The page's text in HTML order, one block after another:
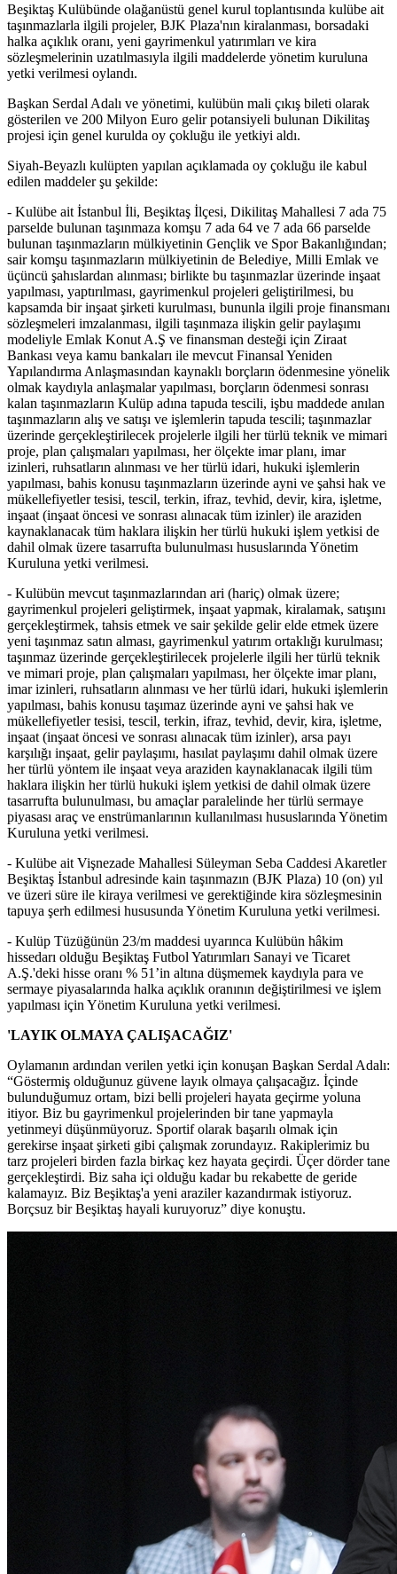
Beşiktaş Kulübünde olağanüstü genel kurul toplantısında kulübe ait
taşınmazlarla ilgili projeler, BJK Plaza'nın kiralanması, borsadaki
halka açıklık oranı, yeni gayrimenkul yatırımları ve kira
sözleşmelerinin uzatılmasıyla ilgili maddelerde yönetim kuruluna
yetki verilmesi oylandı.
Başkan Serdal Adalı ve yönetimi, kulübün mali çıkış bileti olarak
gösterilen ve 200 Milyon Euro gelir potansiyeli bulunan Dikilitaş
projesi için genel kurulda oy çokluğu ile yetkiyi aldı.
Siyah-Beyazlı kulüpten yapılan açıklamada oy çokluğu ile kabul
edilen maddeler şu şekilde:
- Kulübe ait İstanbul İli, Beşiktaş İlçesi, Dikilitaş Mahallesi 7 ada 75
parselde bulunan taşınmaza komşu 7 ada 64 ve 7 ada 66 parselde
bulunan taşınmazların mülkiyetinin Gençlik ve Spor Bakanlığından;
sair komşu taşınmazların mülkiyetinin de Belediye, Milli Emlak ve
üçüncü şahıslardan alınması; birlikte bu taşınmazlar üzerinde inşaat
yapılması, yaptırılması, gayrimenkul projeleri geliştirilmesi, bu
kapsamda bir inşaat şirketi kurulması, bununla ilgili proje finansmanı
sözleşmeleri imzalanması, ilgili taşınmaza ilişkin gelir paylaşımı
modeliyle Emlak Konut A.Ş ve finansman desteği için Ziraat
Bankası veya kamu bankaları ile mevcut Finansal Yeniden
Yapılandırma Anlaşmasından kaynaklı borçların ödenmesine yönelik
olmak kaydıyla anlaşmalar yapılması, borçların ödenmesi sonrası
kalan taşınmazların Kulüp adına tapuda tescili, işbu maddede anılan
taşınmazların alış ve satışı ve işlemlerin tapuda tescili; taşınmazlar
üzerinde gerçekleştirilecek projelerle ilgili her türlü teknik ve mimari
proje, plan çalışmaları yapılması, her ölçekte imar planı, imar
izinleri, ruhsatların alınması ve her türlü idari, hukuki işlemlerin
yapılması, bahis konusu taşınmazların üzerinde ayni ve şahsi hak ve
mükellefiyetler tesisi, tescil, terkin, ifraz, tevhid, devir, kira, işletme,
inşaat (inşaat öncesi ve sonrası alınacak tüm izinler) ile araziden
kaynaklanacak tüm haklara ilişkin her türlü hukuki işlem yetkisi de
dahil olmak üzere tasarrufta bulunulması hususlarında Yönetim
Kuruluna yetki verilmesi.
- Kulübün mevcut taşınmazlarından ari (hariç) olmak üzere;
gayrimenkul projeleri geliştirmek, inşaat yapmak, kiralamak, satışını
gerçekleştirmek, tahsis etmek ve sair şekilde gelir elde etmek üzere
yeni taşınmaz satın alması, gayrimenkul yatırım ortaklığı kurulması;
taşınmaz üzerinde gerçekleştirilecek projelerle ilgili her türlü teknik
ve mimari proje, plan çalışmaları yapılması, her ölçekte imar planı,
imar izinleri, ruhsatların alınması ve her türlü idari, hukuki işlemlerin
yapılması, bahis konusu taşımaz üzerinde ayni ve şahsi hak ve
mükellefiyetler tesisi, tescil, terkin, ifraz, tevhid, devir, kira, işletme,
inşaat (inşaat öncesi ve sonrası alınacak tüm izinler), arsa payı
karşılığı inşaat, gelir paylaşımı, hasılat paylaşımı dahil olmak üzere
her türlü yöntem ile inşaat veya araziden kaynaklanacak ilgili tüm
haklara ilişkin her türlü hukuki işlem yetkisi de dahil olmak üzere
tasarrufta bulunulması, bu amaçlar paralelinde her türlü sermaye
piyasası araç ve enstrümanlarının kullanılması hususlarında Yönetim
Kuruluna yetki verilmesi.
- Kulübe ait Vişnezade Mahallesi Süleyman Seba Caddesi Akaretler
Beşiktaş İstanbul adresinde kain taşınmazın (BJK Plaza) 10 (on) yıl
ve üzeri süre ile kiraya verilmesi ve gerektiğinde kira sözleşmesinin
tapuya şerh edilmesi hususunda Yönetim Kuruluna yetki verilmesi.
- Kulüp Tüzüğünün 23/m maddesi uyarınca Kulübün hâkim
hissedarı olduğu Beşiktaş Futbol Yatırımları Sanayi ve Ticaret
A.Ş.'deki hisse oranı % 51’in altına düşmemek kaydıyla para ve
sermaye piyasalarında halka açıklık oranının değiştirilmesi ve işlem
yapılması için Yönetim Kuruluna yetki verilmesi.
'LAYIK OLMAYA ÇALIŞACAĞIZ'
Oylamanın ardından verilen yetki için konuşan Başkan Serdal Adalı:
“Göstermiş olduğunuz güvene layık olmaya çalışacağız. İçinde
bulunduğumuz ortam, bizi belli projeleri hayata geçirme yoluna
itiyor. Biz bu gayrimenkul projelerinden bir tane yapmayla
yetinmeyi düşünmüyoruz. Sportif olarak başarılı olmak için
gerekirse inşaat şirketi gibi çalışmak zorundayız. Rakiplerimiz bu
tarz projeleri birden fazla birkaç kez hayata geçirdi. Üçer dörder tane
gerçekleştirdi. Biz saha içi olduğu kadar bu rekabette de geride
kalamayız. Biz Beşiktaş'a yeni araziler kazandırmak istiyoruz.
Borçsuz bir Beşiktaş hayali kuruyoruz” diye konuştu.